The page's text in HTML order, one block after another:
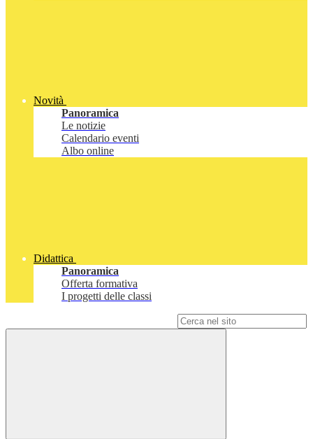
Novità
Panoramica
Le notizie
Calendario eventi
Albo online
Didattica
Panoramica
Offerta formativa
I progetti delle classi